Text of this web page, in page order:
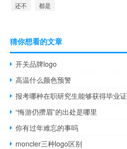
还不 都是
猜你想看的文章
开关品牌logo
高温什么颜色预警
报考哪种在职研究生能够获得毕业证
“悔游仍攒眉”的出处是哪里
你有过年难忘的事吗
moncler三种logo区别